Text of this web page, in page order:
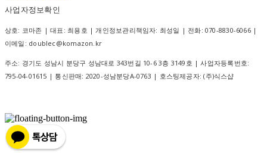
사업자정보확인
상호: 코마존 | 대표: 최용호 | 개인정보관리책임자: 최성일 | 전화: 070-8830-6066 |
이메일: doublec@komazon.kr
주소: 경기도 성남시 분당구 성남대로 343번길 10-6 3층 3149호 | 사업자등록번호:
795-04-01615 | 통신판매: 2020-성남분당A-0763 | 호스팅제공자: (주)식스샵